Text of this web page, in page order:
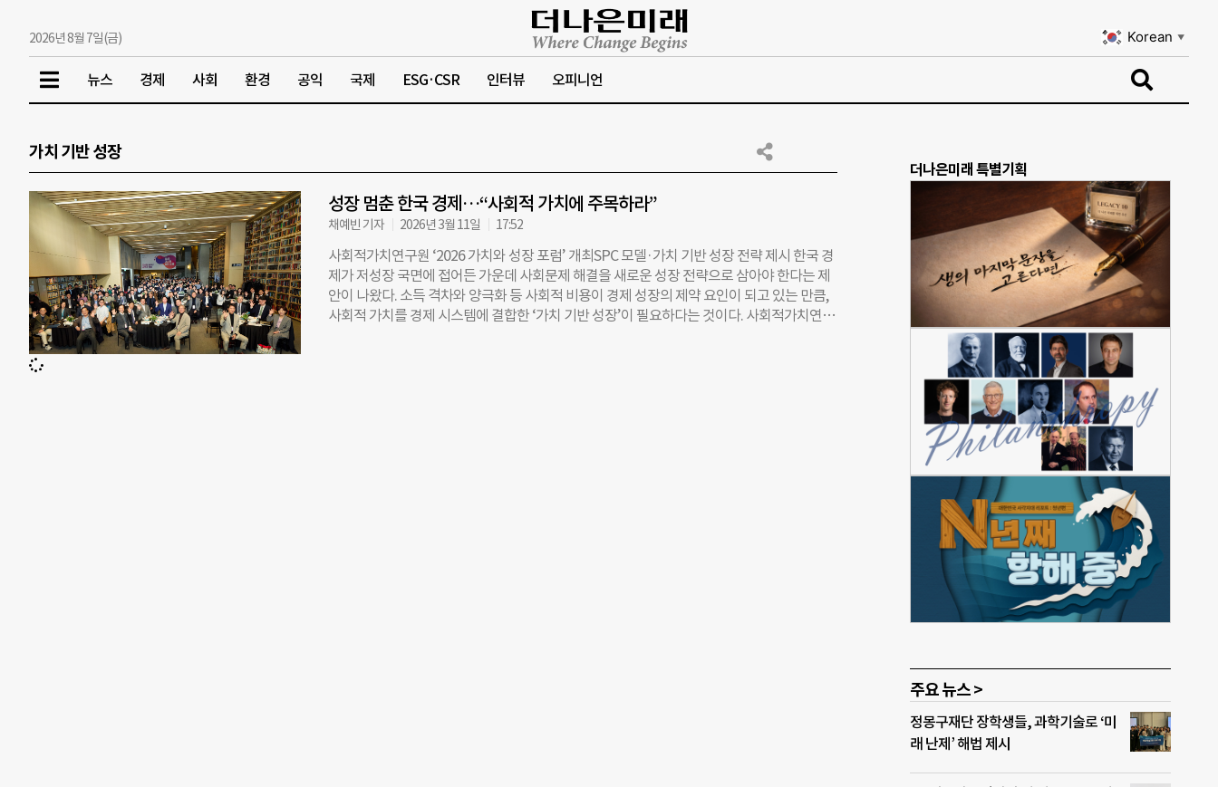
2026년 8월 7일(금) Korean ▼
뉴스 경제 사회 환경 공익 국제 ESG·CSR 인터뷰 오피니언
가치 기반 성장
성장 멈춘 한국 경제…“사회적 가치에 주목하라”
채예빈 기자 2026년 3월 11일 17:52
사회적가치연구원 ‘2026 가치와 성장 포럼’ 개최SPC 모델·가치 기반 성장 전략 제시 한국 경
제가 저성장 국면에 접어든 가운데 사회문제 해결을 새로운 성장 전략으로 삼아야 한다는 제
안이 나왔다. 소득 격차와 양극화 등 사회적 비용이 경제 성장의 제약 요인이 되고 있는 만큼,
사회적 가치를 경제 시스템에 결합한 ‘가치 기반 성장’이 필요하다는 것이다. 사회적가치연구
더나은미래 특별기획
주요 뉴스 >
정몽구재단 장학생들, 과학기술로 ‘미
래 난제’ 해법 제시